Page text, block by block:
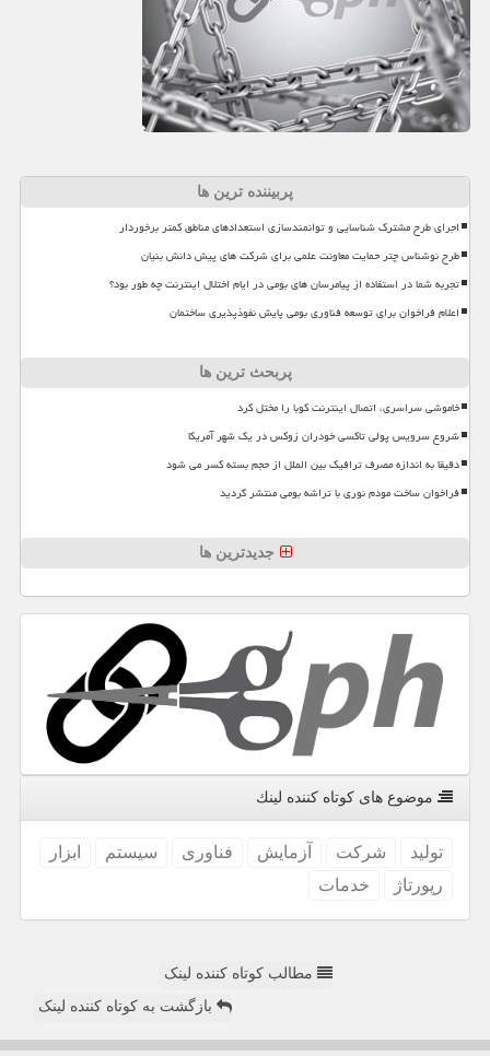
پربیننده ترین ها
اجرای طرح مشترک شناسایی و توانمندسازی استعدادهای مناطق کمتر برخوردار
طرح نوشناس چتر حمایت معاونت علمی برای شرکت های پیش دانش بنیان
تجربه شما در استفاده از پیامرسان های بومی در ایام اختلال اینترنت چه طور بود؟
اعلام فراخوان برای توسعه فناوری بومی پایش نفوذپذیری ساختمان
پربحث ترین ها
خاموشی سراسری، اتصال اینترنت کوبا را مختل کرد
شروع سرویس پولی تاکسی خودران زوکس در یک شهر آمریکا
دقیقا به اندازه مصرف ترافیک بین الملل از حجم بسته کسر می شود
فراخوان ساخت مودم نوری با تراشه بومی منتشر گردید
جدیدترین ها
موضوع های كوتاه كننده لینك
تولید شركت آزمایش فناوری سیستم
ابزار
رپورتاژ
خدمات
مطالب کوتاه کننده لینک
بازگشت به کوتاه کننده لینک